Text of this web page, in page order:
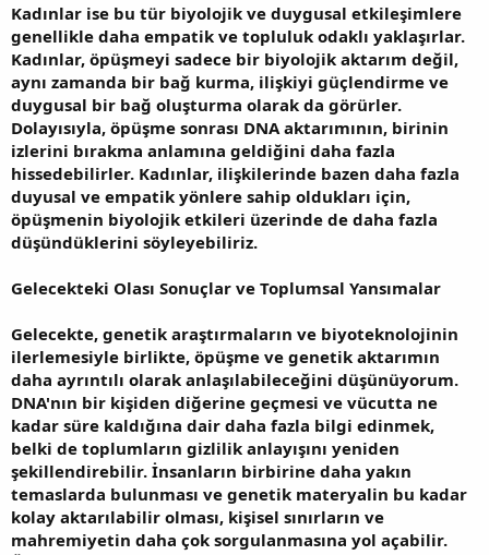
Kadınlar ise bu tür biyolojik ve duygusal etkileşimlere
genellikle daha empatik ve topluluk odaklı yaklaşırlar.
Kadınlar, öpüşmeyi sadece bir biyolojik aktarım değil,
aynı zamanda bir bağ kurma, ilişkiyi güçlendirme ve
duygusal bir bağ oluşturma olarak da görürler.
Dolayısıyla, öpüşme sonrası DNA aktarımının, birinin
izlerini bırakma anlamına geldiğini daha fazla
hissedebilirler. Kadınlar, ilişkilerinde bazen daha fazla
duyusal ve empatik yönlere sahip oldukları için,
öpüşmenin biyolojik etkileri üzerinde de daha fazla
düşündüklerini söyleyebiliriz.
Gelecekteki Olası Sonuçlar ve Toplumsal Yansımalar
Gelecekte, genetik araştırmaların ve biyoteknolojinin
ilerlemesiyle birlikte, öpüşme ve genetik aktarımın
daha ayrıntılı olarak anlaşılabileceğini düşünüyorum.
DNA'nın bir kişiden diğerine geçmesi ve vücutta ne
kadar süre kaldığına dair daha fazla bilgi edinmek,
belki de toplumların gizlilik anlayışını yeniden
şekillendirebilir. İnsanların birbirine daha yakın
temaslarda bulunması ve genetik materyalin bu kadar
kolay aktarılabilir olması, kişisel sınırların ve
mahremiyetin daha çok sorgulanmasına yol açabilir.